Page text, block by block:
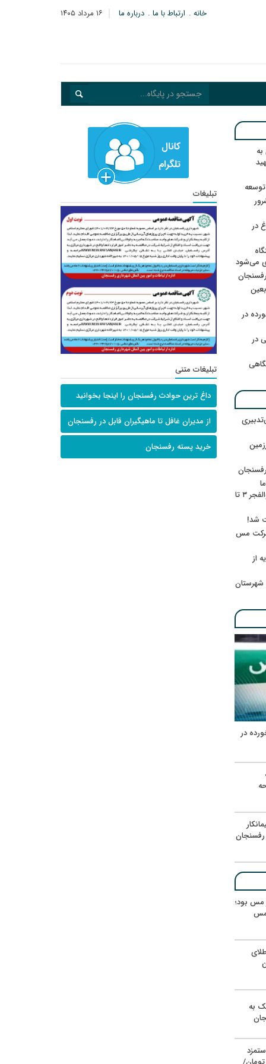
۱۶ مرداد ۱۴۰۵ خانه ارتباط با ما درباره ما
مزدور موساد و ۴ شرور
در
می‌شود
در
در
ننشسته»/ روایت محمد جعفرپور از والفجر ۳ تا
شد!
شرکت مس
از
شهرستان
در
مس بود؛
مس
به
تبلیغات
تبلیغات متنی
داغ ترین حوادث رفسنجان را اینجا بخوانید
از مدیران غافل تا ماهیگیران قابل در رفسنجان
خرید پسته رفسنجان